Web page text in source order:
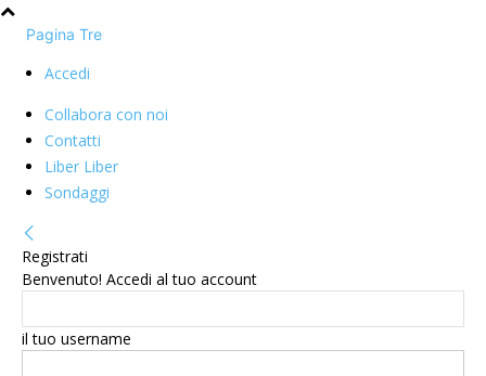
Pagina Tre
Accedi
Collabora con noi
Contatti
Liber Liber
Sondaggi
Registrati
Benvenuto! Accedi al tuo account
il tuo username